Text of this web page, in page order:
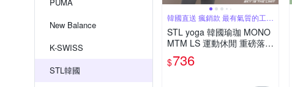
New Balance
K-SWISS
STL韓國
韓國直送 瘋銷款 最有氣質的工裝
運動服飾
STL yoga 韓國瑜珈 MONO
MTM LS 運動休閒 重磅落肩
長版刷毛長袖 圓領棉質衛
衣/大學T 薄荷綠TiffanyMint
$736